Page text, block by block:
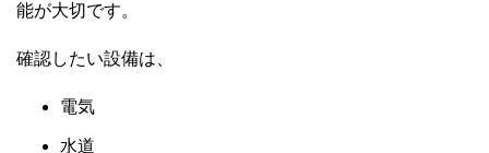
能が大切です。
確認したい設備は、
電気
水道